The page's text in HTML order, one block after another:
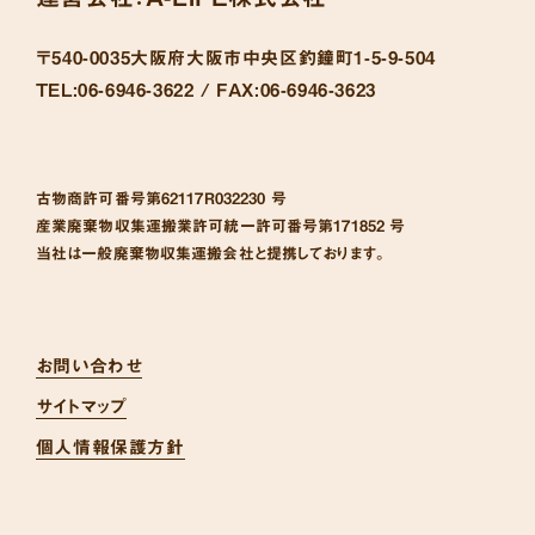
〒540-0035大阪府大阪市中央区釣鐘町1-5-9-504
TEL:06-6946-3622 / FAX:06-6946-3623
古物商許可番号第62117R032230 号
産業廃棄物収集運搬業許可統一許可番号第171852 号
当社は一般廃棄物収集運搬会社と提携しております。
お問い合わせ
サイトマップ
個人情報保護方針